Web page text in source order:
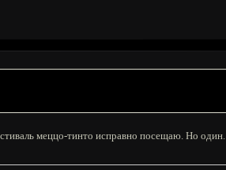
меццо-тинто исправно посещаю. Но один.